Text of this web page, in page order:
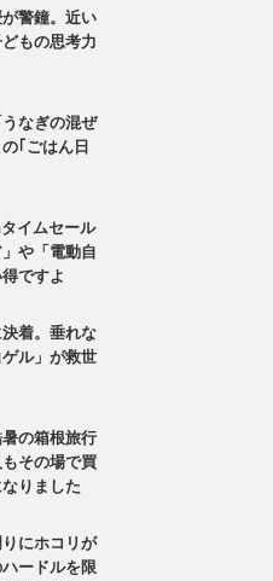
警鐘。近い
もの思考力
なぎの混ぜ
｢ごはん日
イムセール
や「電動自
ですよ
着。垂れな
ル」が救世
暑の箱根旅行
その場で買
りました
にホコリが
ードルを限